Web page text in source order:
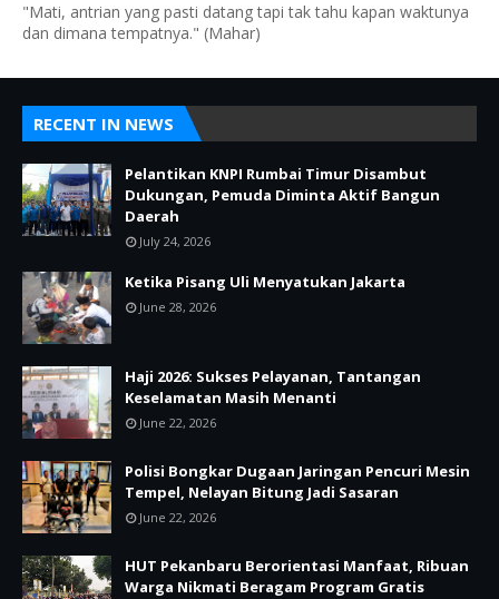
"Mati, antrian yang pasti datang tapi tak tahu kapan waktunya
dan dimana tempatnya." (Mahar)
RECENT IN NEWS
Pelantikan KNPI Rumbai Timur Disambut
Dukungan, Pemuda Diminta Aktif Bangun
Daerah
July 24, 2026
Ketika Pisang Uli Menyatukan Jakarta
June 28, 2026
Haji 2026: Sukses Pelayanan, Tantangan
Keselamatan Masih Menanti
June 22, 2026
Polisi Bongkar Dugaan Jaringan Pencuri Mesin
Tempel, Nelayan Bitung Jadi Sasaran
June 22, 2026
HUT Pekanbaru Berorientasi Manfaat, Ribuan
Warga Nikmati Beragam Program Gratis